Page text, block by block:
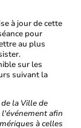
à jour de cette
pour
au plus
sur les
suivant la
la Ville de
afin
à celles